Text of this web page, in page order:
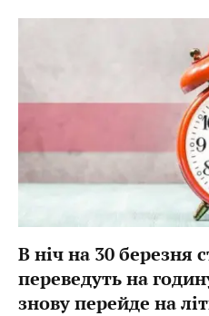
В ніч на 30 березня
переведуть на
знову перейде на